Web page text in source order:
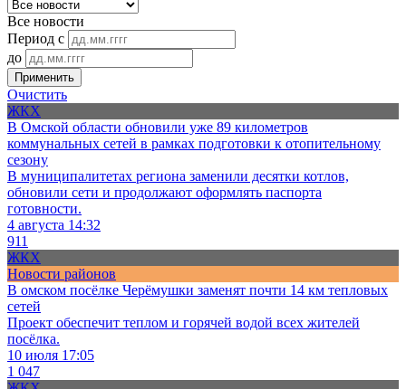
Все новости
Период с
до
Применить
Очистить
ЖКХ
В Омской области обновили уже 89 километров
коммунальных сетей в рамках подготовки к отопительному
сезону
В муниципалитетах региона заменили десятки котлов,
обновили сети и продолжают оформлять паспорта
готовности.
4 августа 14:32
911
ЖКХ
Новости районов
В омском посёлке Черёмушки заменят почти 14 км тепловых
сетей
Проект обеспечит теплом и горячей водой всех жителей
посёлка.
10 июля 17:05
1 047